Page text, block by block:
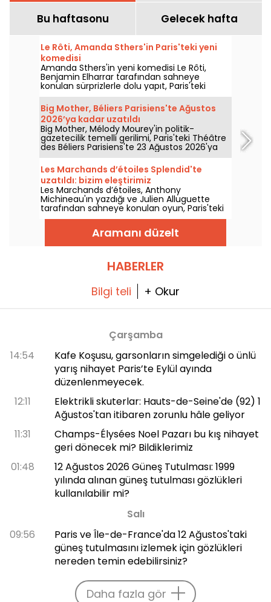
Bu haftasonu Gelecek hafta
Le Rôti, Amanda Sthers'in Paris'teki yeni
komedisi
Amanda Sthers'in yeni komedisi Le Rôti,
Benjamin Elharrar tarafından sahneye
konulan sürprizlerle dolu yapıt, Paris'teki
Comédie Saint-Martin'de 15 Ekim 2026'ya
kadar izleyiciyle buluşuyor.
Big Mother, Béliers Parisiens'te Ağustos
2026’ya kadar uzatıldı
Big Mother, Mélody Mourey'in politik-
gazetecilik temelli gerilimi, Paris'teki Théâtre
des Béliers Parisiens'te 23 Ağustos 2026'ya
kadar uzatıldı; gösterimler Salı'dan Pazar'a
kadar sürüyor.
Les Marchands d’étoiles Splendid'te
uzatıldı: bizim eleştirimiz
Les Marchands d’étoiles, Anthony
Michineau'ın yazdığı ve Julien Alluguette
tarafından sahneye konulan oyun, Paris'teki
Splendid'te 3 Ocak 2027'ye kadar uzatıldı.
Aramanı düzelt
HABERLER
Bilgi teli + Okur
Çarşamba
14:54
Kafe Koşusu, garsonların simgelediği o ünlü
yarış nihayet Paris’te Eylül ayında
düzenlenmeyecek.
12:11
Elektrikli skuterlar: Hauts-de-Seine'de (92) 1
Ağustos'tan itibaren zorunlu hâle geliyor
11:31
Champs-Élysées Noel Pazarı bu kış nihayet
geri dönecek mi? Bildiklerimiz
01:48
12 Ağustos 2026 Güneş Tutulması: 1999
yılında alınan güneş tutulması gözlükleri
kullanılabilir mi?
Salı
09:56
Paris ve Île-de-France'da 12 Ağustos'taki
güneş tutulmasını izlemek için gözlükleri
nereden temin edebilirsiniz?
Daha fazla gör